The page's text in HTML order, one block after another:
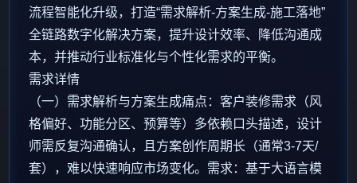
流程智能化升级，打造“需求解析-方案生成-施工落地”
全链路数字化解决方案，提升设计效率、降低沟通成
本，并推动行业标准化与个性化需求的平衡。
需求详情
（一）需求解析与方案生成痛点：客户装修需求（风
格偏好、功能分区、预算等）多依赖口头描述，设计
师需反复沟通确认，且方案创作周期长（通常3-7天/
套），难以快速响应市场变化。需求：基于大语言模